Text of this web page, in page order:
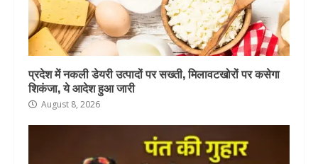
प्रदेश में नकली डेयरी उत्पादों पर सख्ती, मिलावटखोरों पर कसेगा
शिकंजा, ये आदेश हुआ जारी
August 8, 2026